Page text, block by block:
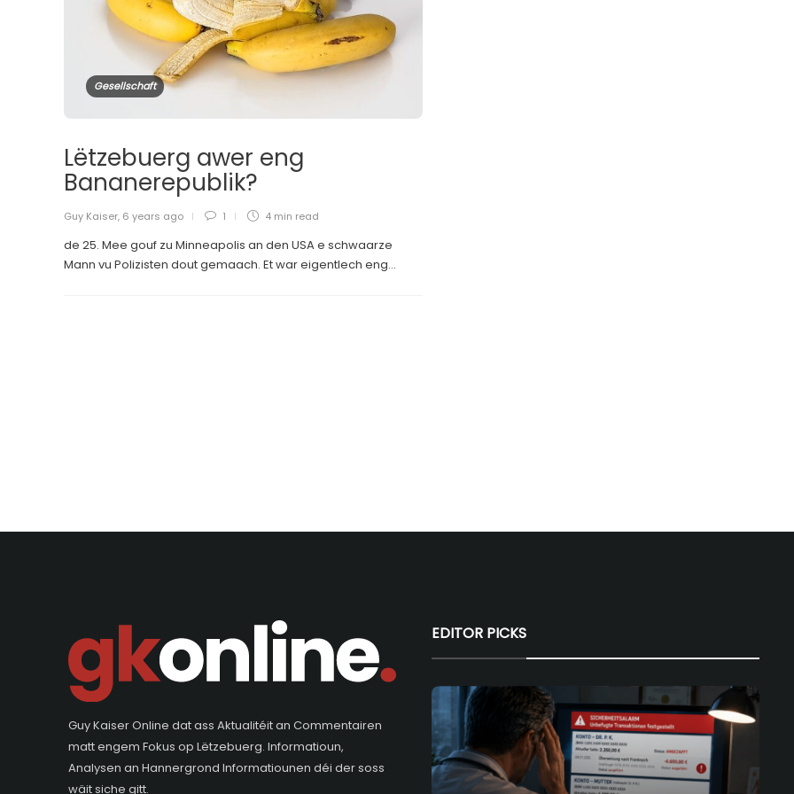
Gesellschaft
Lëtzebuerg awer eng
Bananerepublik?
Guy Kaiser, 6 years ago 1 4 min read
de 25. Mee gouf zu Minneapolis an den USA e schwaarze
Mann vu Polizisten dout gemaach. Et war eigentlech eng...
Guy Kaiser Online dat ass Aktualitéit an Commentairen
matt engem Fokus op Lëtzebuerg. Informatioun,
Analysen an Hannergrond Informatiounen déi der soss
wäit siche gitt.
EDITOR PICKS